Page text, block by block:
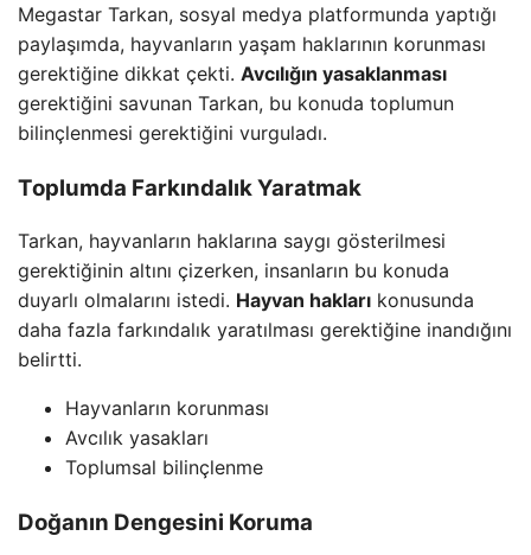
Megastar Tarkan, sosyal medya platformunda yaptığı
paylaşımda, hayvanların yaşam haklarının korunması
gerektiğine dikkat çekti. Avcılığın yasaklanması
gerektiğini savunan Tarkan, bu konuda toplumun
bilinçlenmesi gerektiğini vurguladı.
Toplumda Farkındalık Yaratmak
Tarkan, hayvanların haklarına saygı gösterilmesi
gerektiğinin altını çizerken, insanların bu konuda
duyarlı olmalarını istedi. Hayvan hakları konusunda
daha fazla farkındalık yaratılması gerektiğine inandığını
belirtti.
Hayvanların korunması
Avcılık yasakları
Toplumsal bilinçlenme
Doğanın Dengesini Koruma